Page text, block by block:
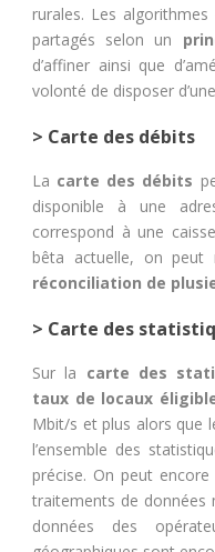
rurales. Les
partagés selon un
d’affiner ainsi que
volonté de disposer
> Carte des débits
La carte des débits
disponible à une
correspond à une
bêta actuelle, on peut
réconciliation de
> Carte des
Sur la carte des
taux de locaux
Mbit/s et plus alors que
l’ensemble des
précise. On peut
traitements de données
données des